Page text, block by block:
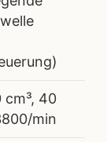
cm³, 40
min